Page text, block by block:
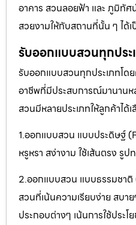
อาคาร สวนลอยฟ้า และ ภูมิทั
สวยงามให้กับสถานที่นั้น ๆ ได้
รับออกแบบสวนทุกประ
รับออกแบบสวนทุกประเภทโด
อาชีพที่มีประสบการณ์มานาน
สวนมีหลายประเภทให้ลูกค้าได้เ
1.ออกแบบสวน แบบประดิษฐ์
หรูหรา สง่างาม ใช้เส้นตรง รู
2.ออกแบบสวน แบบธรรมชา
สวนที่เน้นความเรียบง่าย สบ
ประกอบต่างๆ เน้นการใช้ประโ